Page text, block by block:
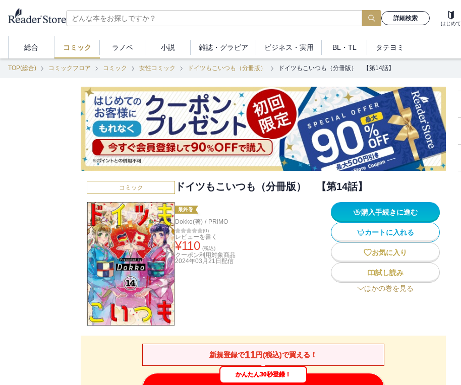
詳細検索
はじめて
総合 コミック ラノベ 小説 雑誌・ グラビア ビジネス ・実用 BL・TL タテヨミ
TOP(総合) コミックフロア コミック 女性コミック ドイツもこいつも（分冊版） ドイツもこいつも（分冊版） 【第14話】
コミック ドイツもこいつも（分冊版） 【第14話】
最終巻
Dokko(著) / PRIMO
(0)
レビューを書く
¥110 (税込)
クーポン利用対象商品
2024年03月21日 配信
購入手続きに進む
カートに入れる
お気に入り
試し読み
ほかの巻を見る
新規登録で11円(税込)で買える！
かんたん30秒登録！